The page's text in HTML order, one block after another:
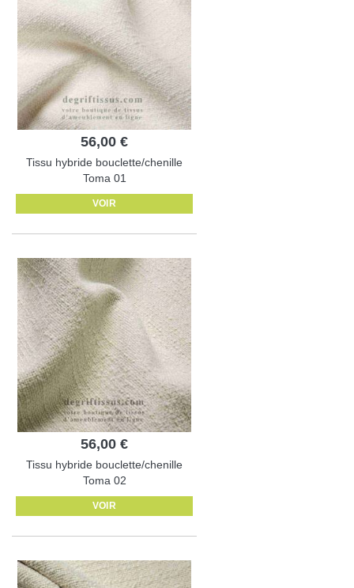
56,00 €
Tissu hybride bouclette/chenille
Toma 01
VOIR
56,00 €
Tissu hybride bouclette/chenille
Toma 02
VOIR